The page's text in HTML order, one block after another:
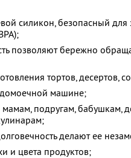
силикон, безопасный для
позволяют бережно
тортов, десертов,
машине;
подругам, бабушкам,
делают ее
и цвета продуктов;